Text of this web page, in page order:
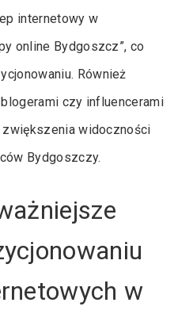
internetowy w
online Bydgoszcz”, co
Również
czy influencerami
widoczności
Bydgoszczy.
w